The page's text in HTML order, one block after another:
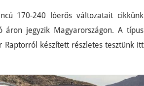
170-240 lóerős változatait cikkünk
jegyzik Magyarországon. A típus
Raptorról készített részletes tesztünk itt